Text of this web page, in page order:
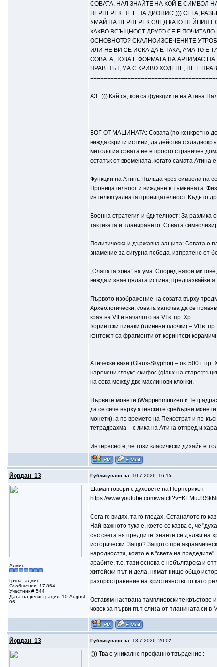
СОВАТА, НАЛ ЗНАЙТЕ НА КОЙ Е СИМВОЛ
ПЕРПЕРЕК НЕ Е НА ДИОНИС';))) СЕГА,
УМАЙ НА ПЕРПЕРЕК СЛЕД КАТО НЕЙНИЯТ
КАКВО ВСЪЩНОСТ ДРУГО СЕ Е
ОСНОВНОТО? СКАЛНОИЗСЕЧЕНИТЕ
ИЛИ НЕ ВИ СЕ ИСКА ДА Е ТАКА, АМА ТО Е
СОВАТА, ТОВА Е ФОРМАТА НА АРТИМАС
ПРАВ ПЪТ, МА С КРИВО ХОДЕНЕ, НЕ Е
АЗ: ;))) Кай ся, кои са функциите на Атина
БОГ ОТ МАШИНАТА: Совата (по-конкретно
вижда скрити истини, да действа с
митология совата не е просто страничен
остатък от времената, когато самата
Функции на Атина Палада чрез символа на
Проницателност и виждане в тъмнината:
интелектуалната проницателност. Където
Военна стратегия и бдителност: За разлика
тактиката и планирането. Совата
Политическа и държавна защита: Совата е
знамение за сигурна победа, изпратено от
„Сляпата зона“ на ума: Според някои
вижда и знае цялата истина, предпазвайки
Първото изображение на совата върху
Археологически, совата започва да се
края на VII и началото на VI в. пр. Хр.
Коринтски пинаки (глинени плочки) – VII в.
контекст са фрагменти от коринтски
Атически вази (Glaux-Skyphoi) – ок. 500 г.
наречени глаукс-скифос (glaux на
на сова между две маслинови клонки.
Първите монети (Wappenmünzen и
да се сече върху атинските сребърни
монети), а по времето на Пеисстрат и по-
тетрадрахма – с лика на Атина отпред и
Интересно е, че този класически дизайн е
Йордан_13 Публикувано на:10.7.2026, 16:15
Админ
Група: админ
Съобщения: 17 864
Участник # 544
Дата на регистрация: 10-August
06
Шаман говори с духовете на Перперикон
https://www.youtube.com/
Сега го видях, та го гледах. Останалото го
Най-важното тука е, което се казва е, че
със света на предците, знаете се дължи на
исторически. Защо? Защото при
народността, която е в "света на
арабите, т.е. тази основа е небългарска и
житейски път и дела, нямат нищо общо
разпространение на християнството като
Оставям настрана тамплиерските кръстове
човек за първи път слиза от планината си в
Йордан_13 Публикувано на:13.7.2026, 20:02
;))) Тва е уникално профанно твърдение :